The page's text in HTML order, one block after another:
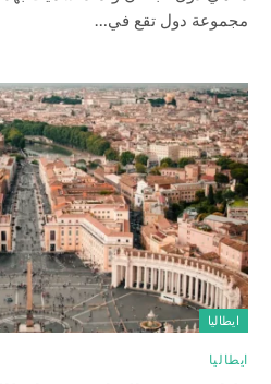
مجموعة دول تقع في…
ايطاليا
ايطاليا